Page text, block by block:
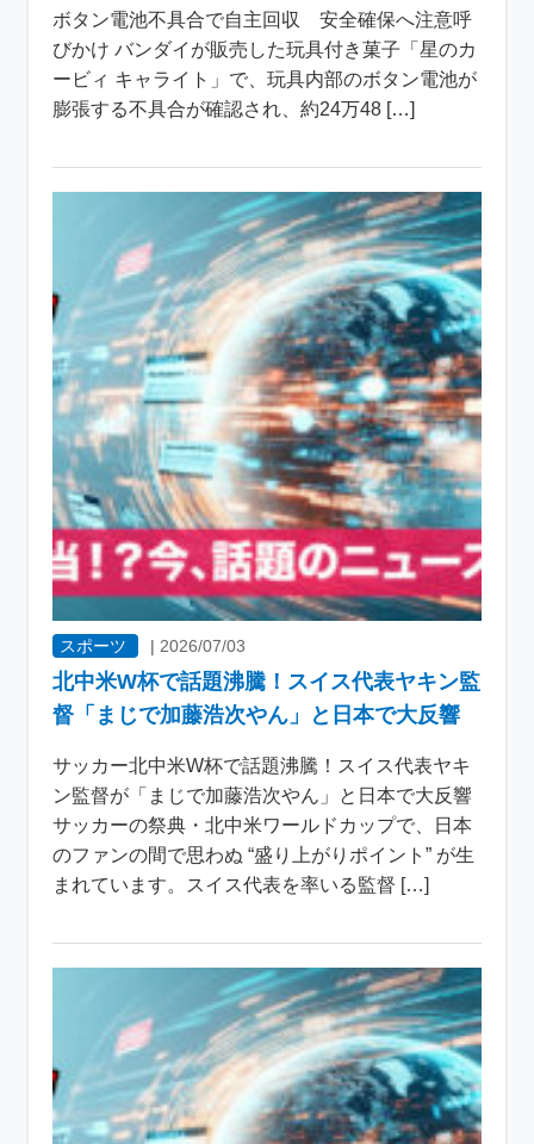
ボタン電池不具合で自主回収 安全確保へ注意呼
びかけ バンダイが販売した玩具付き菓子「星のカ
ービィ キャライト」で、玩具内部のボタン電池が
膨張する不具合が確認され、約24万48 […]
スポーツ | 2026/07/03
北中米W杯で話題沸騰！スイス代表ヤキン監
督「まじで加藤浩次やん」と日本で大反響
サッカー北中米W杯で話題沸騰！スイス代表ヤキ
ン監督が「まじで加藤浩次やん」と日本で大反響
サッカーの祭典・北中米ワールドカップで、日本
のファンの間で思わぬ “盛り上がりポイント” が生
まれています。スイス代表を率いる監督 […]